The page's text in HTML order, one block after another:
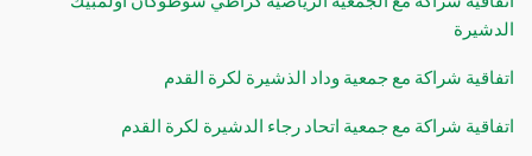
الدشيرة
اتفاقية شراكة مع جمعية وداد الذشيرة لكرة القدم
اتفاقية شراكة مع جمعية اتحاد رجاء الدشيرة لكرة القدم